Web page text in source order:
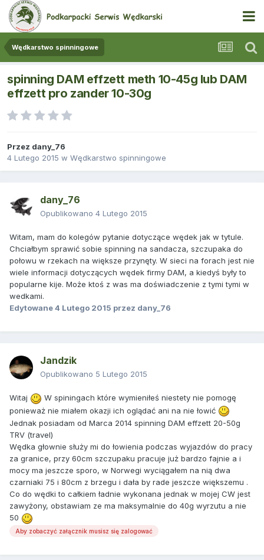
Wędkarstwo spinningowe
spinning DAM effzett meth 10-45g lub DAM
effzett pro zander 10-30g
Przez dany_76
4 Lutego 2015 w Wędkarstwo spinningowe
dany_76
Opublikowano 4 Lutego 2015
Witam, mam do kolegów pytanie dotyczące wędek jak w tytule.
Chciałbym sprawić sobie spinning na sandacza, szczupaka do
połowu w rzekach na większe przynęty. W sieci na forach jest nie
wiele informacji dotyczących wędek firmy DAM, a kiedyś były to
popularne kije. Może ktoś z was ma doświadczenie z tymi tymi w
wedkami.
Edytowane4 Lutego 2015 przez dany_76
Jandzik
Opublikowano 5 Lutego 2015
Witaj
W spiningach które wymieniłeś niestety nie pomogę
ponieważ nie miałem okazji ich oglądać ani na nie łowić
Jednak posiadam od Marca 2014 spinning DAM effzett 20-50g
TRV (travel)
Wędka głownie służy mi do łowienia podczas wyjazdów do pracy
za granice, przy 60cm szczupaku pracuje już bardzo fajnie a i
mocy ma jeszcze sporo, w Norwegi wyciągałem na nią dwa
czarniaki 75 i 80cm z brzegu i dała by rade jeszcze większemu .
Co do wędki to całkiem ładnie wykonana jednak w mojej CW jest
zawyżony, obstawiam ze ma maksymalnie do 40g wyrzutu a nie
50
Aby zobaczyć załącznik musisz się zalogować